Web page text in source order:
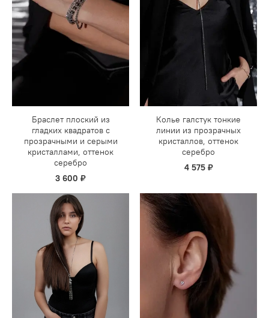
Браслет плоский из
гладких квадратов с
прозрачными и серыми
кристаллами, оттенок
серебро
3 600 ₽
Колье галстук тонкие
линии из прозрачных
кристаллов, оттенок
серебро
4 575 ₽